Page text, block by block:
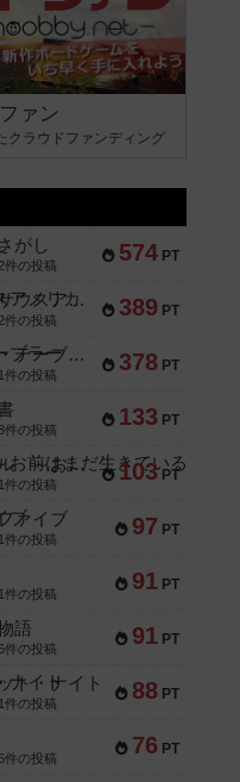
ァン
クラウドファンディング
574 PT
がし
2件の投稿
389 PT
リワイルド：サウスアメリカ
2件の投稿
378 PT
アンダー・ザ・テーブラー
1件の投稿
133 PT
件の投稿
103 PT
セミファイナル ～お前はまだ生きている～
1件の投稿
97 PT
ァイブ
1件の投稿
91 PT
1件の投稿
91 PT
語
件の投稿
88 PT
ト・ナイト
1件の投稿
76 PT
件の投稿